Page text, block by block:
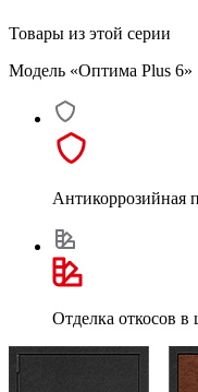
Товары из этой серии
Модель «Оптима Plus 6»
Антикоррозийная
Отделка откосов в